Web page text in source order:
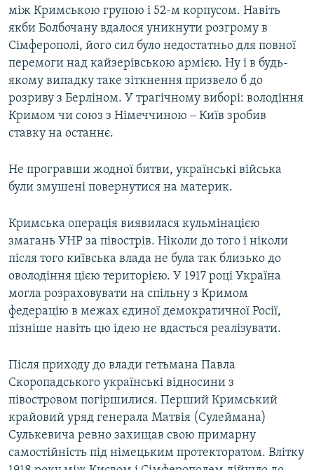
між Кримською групою і 52-м корпусом. Навіть
якби Болбочану вдалося уникнути розгрому в
Сімферополі, його сил було недостатньо для повної
перемоги над кайзерівською армією. Ну і в будь-
якому випадку таке зіткнення призвело б до
розриву з Берліном. У трагічному виборі: володіння
Кримом чи союз з Німеччиною ‒ Київ зробив
ставку на останнє.
Не програвши жодної битви, українські війська
були змушені повернутися на материк.
Кримська операція виявилася кульмінацією
змагань УНР за півострів. Ніколи до того і ніколи
після того київська влада не була так близько до
оволодіння цією територією. У 1917 році Україна
могла розраховувати на спільну з Кримом
федерацію в межах єдиної демократичної Росії,
пізніше навіть цю ідею не вдасться реалізувати.
Після приходу до влади гетьмана Павла
Скоропадського українські відносини з
півостровом погіршилися. Перший Кримський
крайовий уряд генерала Матвія (Сулеймана)
Сулькевича ревно захищав свою примарну
самостійність під німецьким протекторатом. Влітку